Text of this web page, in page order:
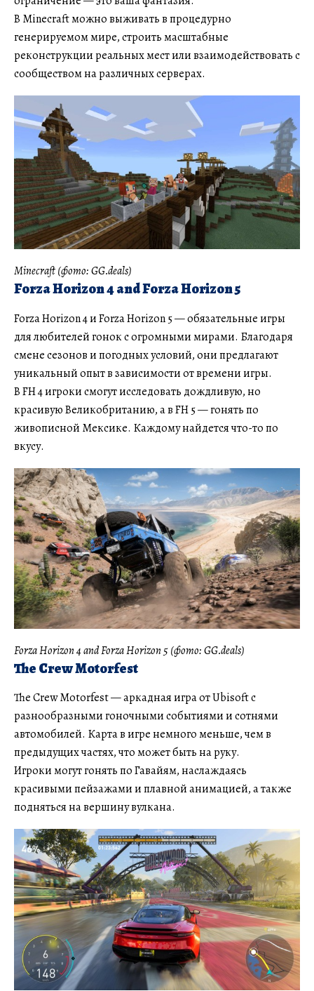
В Minecraft можно выживать в процедурно
генерируемом мире, строить масштабные
реконструкции реальных мест или взаимодействовать с
сообществом на различных серверах.
Minecraft (фото: GG.deals)
Forza Horizon 4 and Forza Horizon 5
Forza Horizon 4 и Forza Horizon 5 — обязательные игры
для любителей гонок с огромными мирами. Благодаря
смене сезонов и погодных условий, они предлагают
уникальный опыт в зависимости от времени игры.
В FH 4 игроки смогут исследовать дождливую, но
красивую Великобританию, а в FH 5 — гонять по
живописной Мексике. Каждому найдется что-то по
вкусу.
Forza Horizon 4 and Forza Horizon 5 (фото: GG.deals)
The Crew Motorfest
The Crew Motorfest — аркадная игра от Ubisoft с
разнообразными гоночными событиями и сотнями
автомобилей. Карта в игре немного меньше, чем в
предыдущих частях, что может быть на руку.
Игроки могут гонять по Гавайям, наслаждаясь
красивыми пейзажами и плавной анимацией, а также
подняться на вершину вулкана.